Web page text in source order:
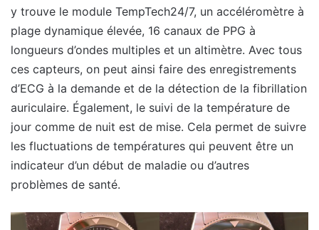
y trouve le module TempTech24/7, un accéléromètre à
plage dynamique élevée, 16 canaux de PPG à
longueurs d’ondes multiples et un altimètre. Avec tous
ces capteurs, on peut ainsi faire des enregistrements
d’ECG à la demande et de la détection de la fibrillation
auriculaire. Également, le suivi de la température de
jour comme de nuit est de mise. Cela permet de suivre
les fluctuations de températures qui peuvent être un
indicateur d’un début de maladie ou d’autres
problèmes de santé.